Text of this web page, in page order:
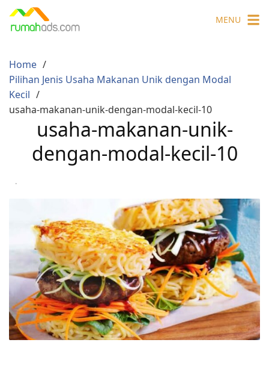
Skip
MENU
Home
Pilihan Jenis Usaha Makanan Unik dengan Modal
Kecil
usaha-makanan-unik-dengan-modal-kecil-10
usaha-makanan-unik-
dengan-modal-kecil-10
·